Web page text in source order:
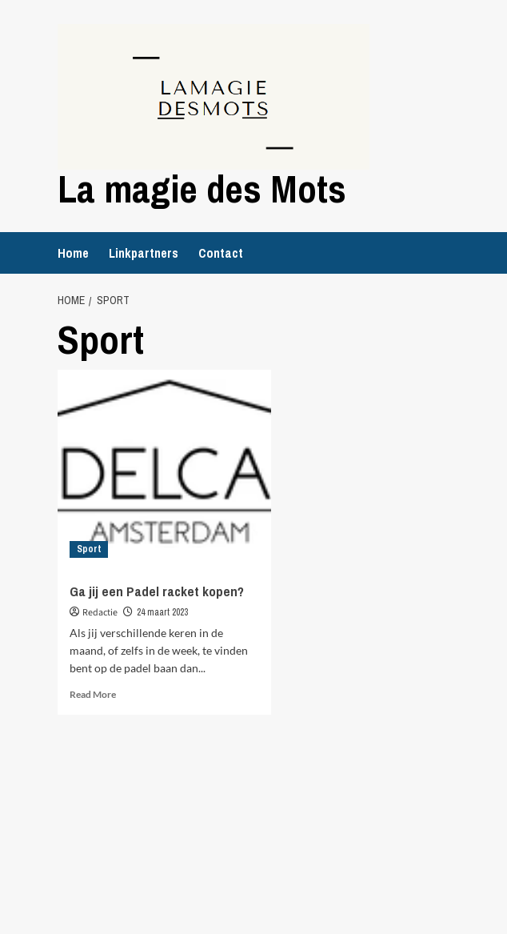
La magie des Mots
Home Linkpartners Contact
HOME SPORT
Sport
Sport
Ga jij een Padel racket kopen?
Redactie 24 maart 2023
Als jij verschillende keren in de
maand, of zelfs in de week, te vinden
bent op de padel baan dan...
Read MoreRead